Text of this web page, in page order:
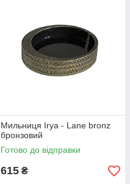
Мильниця Irya - Lane bronz
бронзовий
Готово до відправки
615 ₴